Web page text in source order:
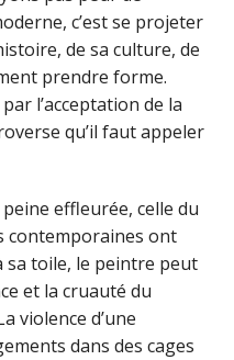
c’est se projeter
de sa culture, de
prendre forme.
l’acceptation de la
qu’il faut appeler
effleurée, celle du
contemporaines ont
sa toile, le peintre peut
et la cruauté du
violence d’une
dans des cages